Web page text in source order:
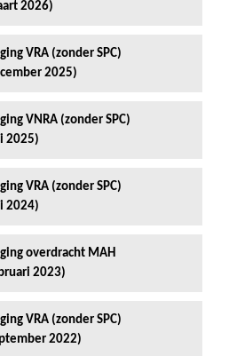
2026)
VRA (zonder SPC)
2025)
VNRA (zonder SPC)
2025)
VRA (zonder SPC)
2024)
overdracht MAH
2023)
VRA (zonder SPC)
2022)